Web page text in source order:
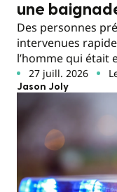
une
Des personnes
intervenues
l’homme qui
27 juill. 2026
Jason Joly